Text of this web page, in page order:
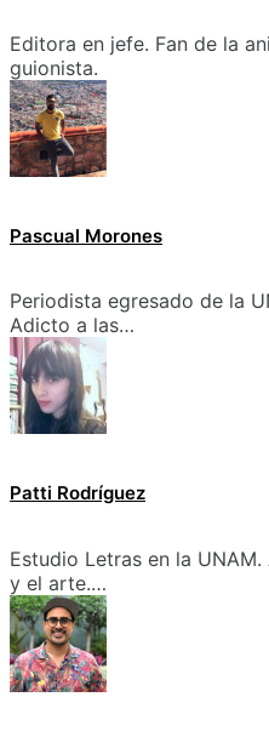
Editora en jefe. Fan de la
guionista.
Pascual Morones
Periodista egresado de la
Adicto a las…
Patti Rodríguez
Estudio Letras en la
y el arte.…